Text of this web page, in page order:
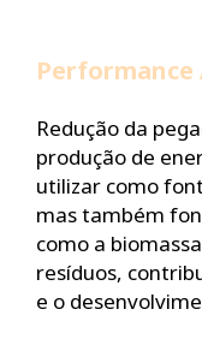
Redução da
produção de
utilizar como
mas também
como a
resíduos,
e o